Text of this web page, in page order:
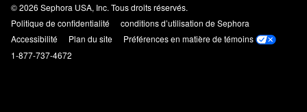
© 2026 Sephora USA, Inc. Tous droits réservés.
Politique de confidentialité
conditions d’utilisation de Sephora
Accessibilité
Plan du site
Préférences en matière de témoins
1-877-737-4672